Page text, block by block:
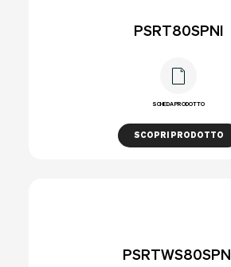
PSRT80SPNI
SCHEDA PRODOTTO
SCOPRI PRODOTTO
PSRTWS80SPNI